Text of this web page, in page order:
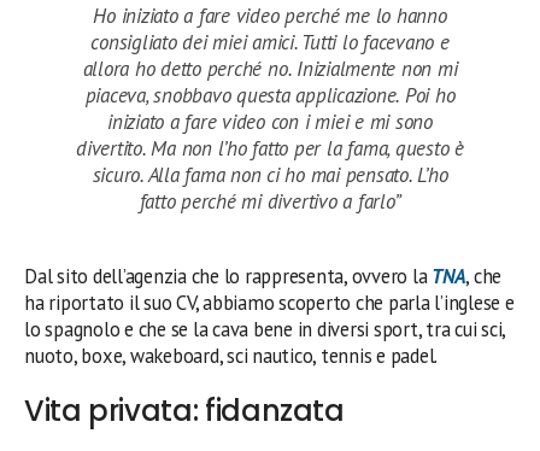
Ho iniziato a fare video perché me lo hanno
consigliato dei miei amici. Tutti lo facevano e
allora ho detto perché no. Inizialmente non mi
piaceva, snobbavo questa applicazione. Poi ho
iniziato a fare video con i miei e mi sono
divertito. Ma non l’ho fatto per la fama, questo è
sicuro. Alla fama non ci ho mai pensato. L’ho
fatto perché mi divertivo a farlo”
Dal sito dell’agenzia che lo rappresenta, ovvero laTNA, che
ha riportato il suo CV, abbiamo scoperto che parla l’inglese e
lo spagnolo e che se la cava bene in diversi sport, tra cui sci,
nuoto, boxe, wakeboard, sci nautico, tennis e padel.
Vita privata: fidanzata